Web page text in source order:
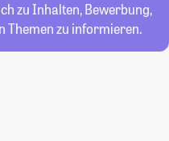
zu Inhalten, Bewerbung,
Themen zu informieren.